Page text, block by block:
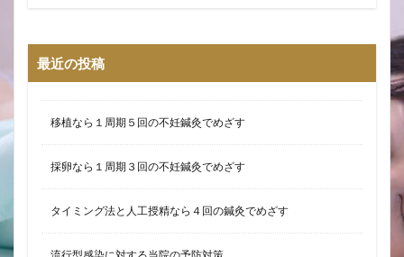
最近の投稿
移植なら１周期５回の不妊鍼灸でめざす
採卵なら１周期３回の不妊鍼灸でめざす
タイミング法と人工授精なら４回の鍼灸でめざす